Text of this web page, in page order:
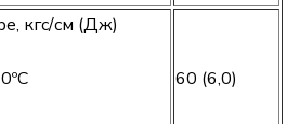
кгс/см (Дж)
60 (6,0)